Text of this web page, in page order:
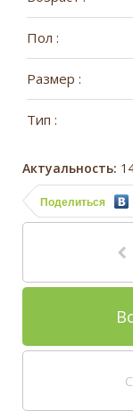
Пол :
Размер :
Тип :
Актуальность:
Поделиться